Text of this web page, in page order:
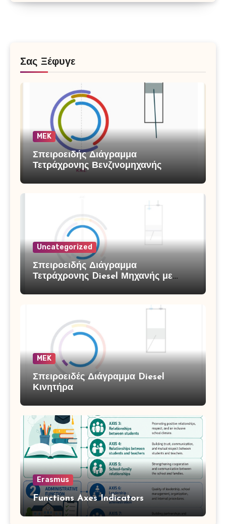
Σας Ξέφυγε
MEK
Σπειροειδής Διάγραμμα
Τετράχρονης Βενζινομηχανής
Uncategorized
Σπειροειδής Διάγραμμα
Τετράχρονης Diesel Μηχανής με
MEK
Σπειροειδές Διάγραμμα Diesel
Κινητήρα
Erasmus
Functions Axes Indicators